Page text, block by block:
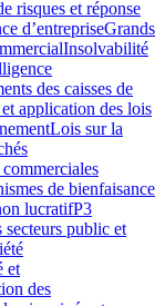
risques et réponse
d’entrepriseGrands
Insolvabilité
des caisses de
application des lois
Lois sur la
de bienfaisance
lucratifP3
secteurs public et
et
des